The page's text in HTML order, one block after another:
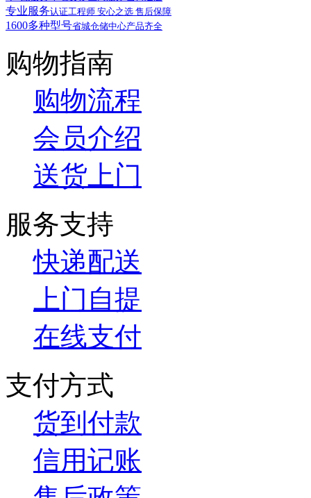
专业服务认证工程师 安心之选 售后保障
1600多种型号省城仓储中心产品齐全
购物指南
购物流程
会员介绍
送货上门
服务支持
快递配送
上门自提
在线支付
支付方式
货到付款
信用记账